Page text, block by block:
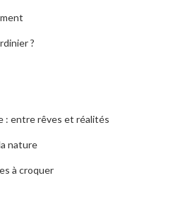
?
: entre rêves et réalités
nature
à croquer